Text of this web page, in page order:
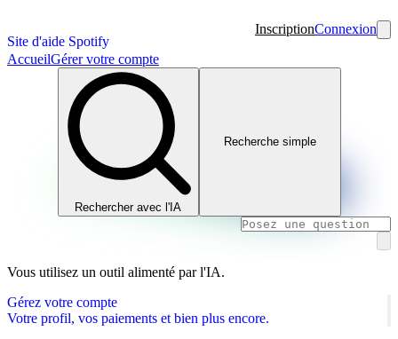
Site d'aide Spotify
InscriptionConnexion
AccueilGérer votre compte
Rechercher avec l'IA
Recherche simple
Vous utilisez un outil alimenté par l'IA.
Gérez votre compte
Votre profil, vos paiements et bien plus encore.